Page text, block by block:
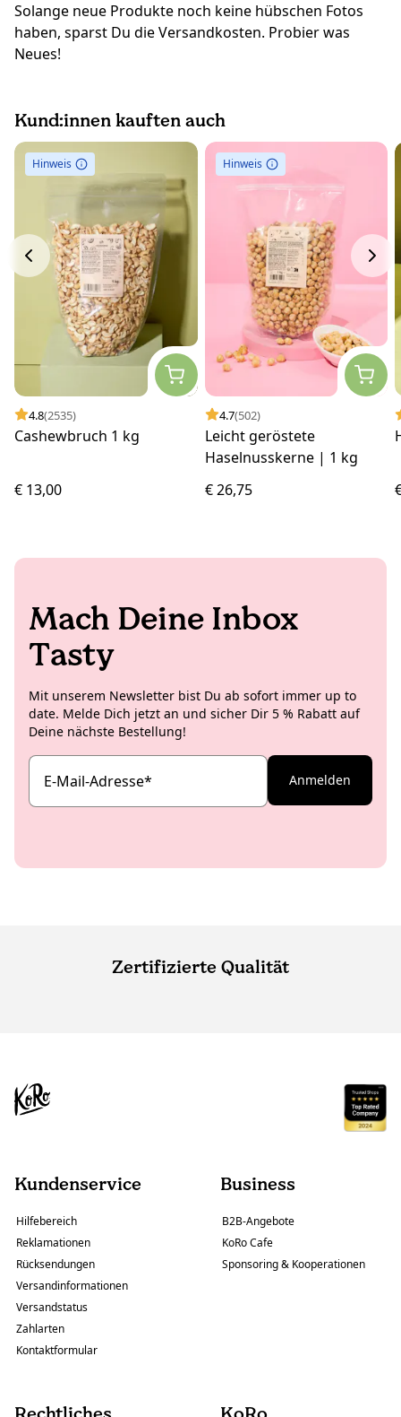
Solange neue Produkte noch keine hübschen Fotos
haben, sparst Du die Versandkosten. Probier was
Neues!
Kund:innen kauften auch
Hinweis
4.8(2535)
Cashewbruch 1 kg
€ 13,00
Hinweis
4.7(502)
Leicht geröstete
Haselnusskerne | 1 kg
€ 26,75
Mach Deine Inbox
Tasty
Mit unserem Newsletter bist Du ab sofort immer up to
date. Melde Dich jetzt an und sicher Dir 5 % Rabatt auf
Deine nächste Bestellung!
E-Mail-Adresse* Anmelden
Zertifizierte Qualität
Kundenservice
Hilfebereich
Reklamationen
Rücksendungen
Versandinformationen
Versandstatus
Zahlarten
Kontaktformular
Business
B2B-Angebote
KoRo Cafe
Sponsoring & Kooperationen